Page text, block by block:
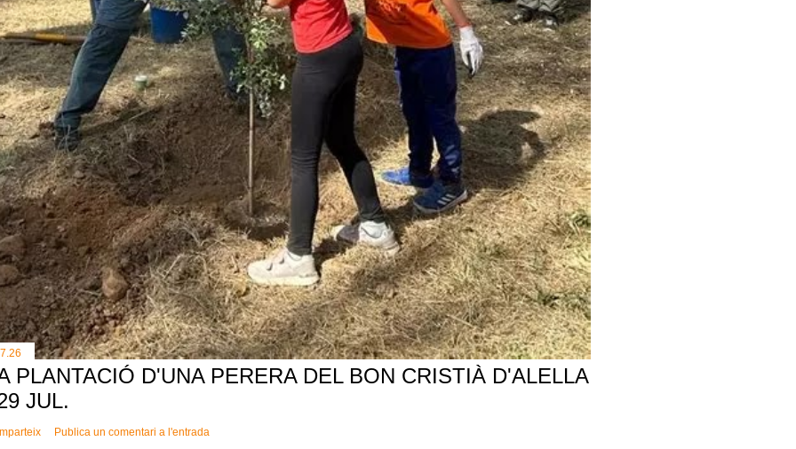
PLANTACIÓ D'UNA PERERA DEL BON CRISTIÀ D'ALELLA
JUL.
Publica un comentari a l'entrada